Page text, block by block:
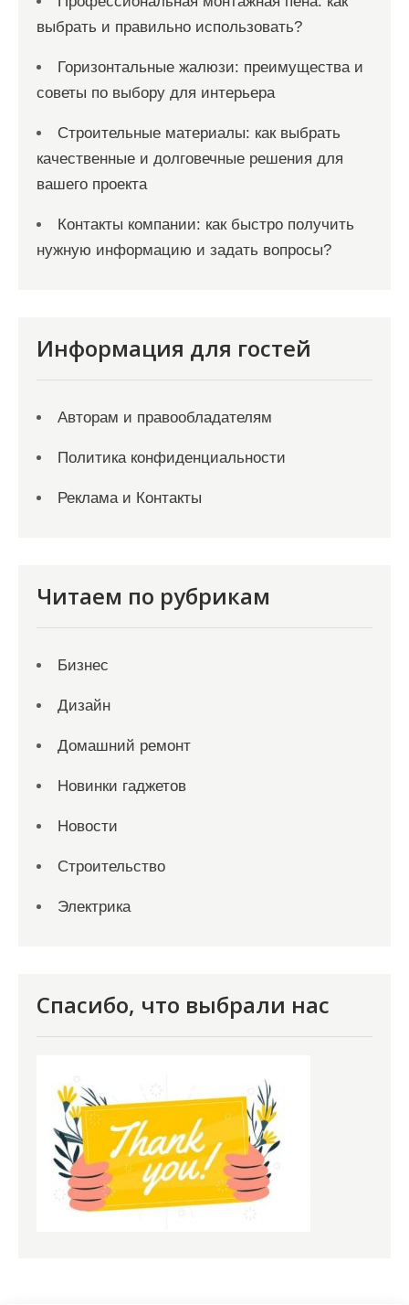
выбрать и правильно использовать?
Горизонтальные жалюзи: преимущества и
советы по выбору для интерьера
Строительные материалы: как выбрать
качественные и долговечные решения для
вашего проекта
Контакты компании: как быстро получить
нужную информацию и задать вопросы?
Информация для гостей
Авторам и правообладателям
Политика конфиденциальности
Реклама и Контакты
Читаем по рубрикам
Бизнес
Дизайн
Домашний ремонт
Новинки гаджетов
Новости
Строительство
Электрика
Спасибо, что выбрали нас